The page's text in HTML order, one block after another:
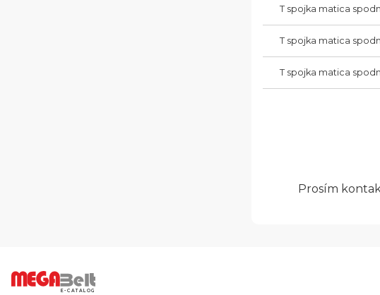
T spojka matica
T spojka matica
T spojka matica
Prosím
E-CATALOG